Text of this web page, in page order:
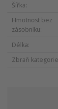
Šířka
Hmotnost bez
zásobníku
Délka
Zbraň kategorie